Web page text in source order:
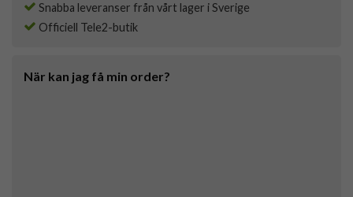
Snabba leveranser från vårt lager i Sverige
Officiell Tele2-butik
När kan jag få min order?